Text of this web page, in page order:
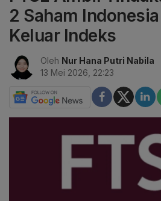
2 Saham
Keluar Indeks
Oleh Nur Hana Putri Nabila
13 Mei 2026, 22:23